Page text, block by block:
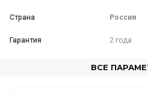
Страна Россия
Гарантия 2 года
ВСЕ